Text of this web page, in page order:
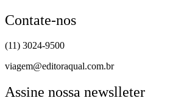
Contate-nos
(11) 3024-9500
viagem@editoraqual.com.br
Assine nossa newslleter